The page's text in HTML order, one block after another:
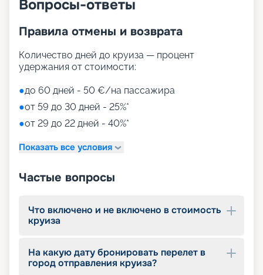
Вопросы-ответы
Правила отмены и возврата
Количество дней до круиза — процент
удержания от стоимости:
●до 60 дней - 50 €/на пассажира
●от 59 до 30 дней - 25%*
●от 29 до 22 дней - 40%*
Показать все условия
Частые вопросы
Что включено и не включено в стоимость
круиза
На какую дату бронировать перелет в
город отправления круиза?